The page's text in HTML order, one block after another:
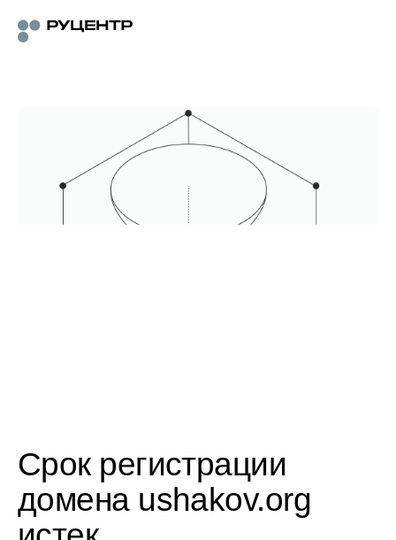
Срок регистрации
домена ushakov.org